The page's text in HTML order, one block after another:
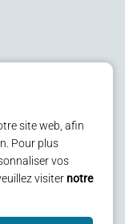
site web, afin
Pour plus
vos
visiter notre